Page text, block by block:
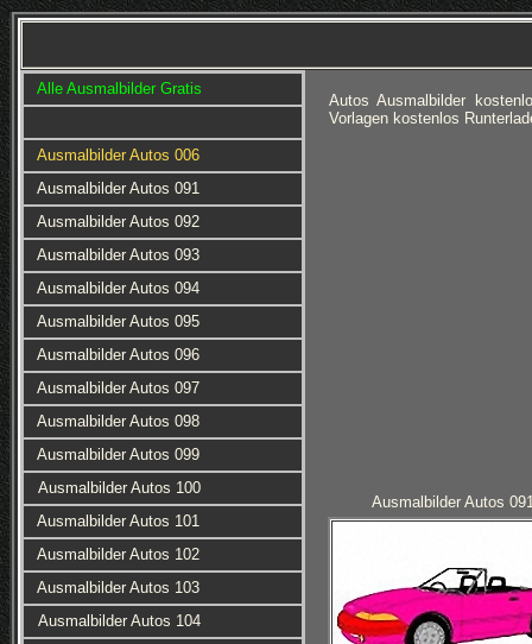
Alle Ausmalbilder Gratis
Ausmalbilder Autos 006
Ausmalbilder Autos 091
Ausmalbilder Autos 092
Ausmalbilder Autos 093
Ausmalbilder Autos 094
Ausmalbilder Autos 095
Ausmalbilder Autos 096
Ausmalbilder Autos 097
Ausmalbilder Autos 098
Ausmalbilder Autos 099
Ausmalbilder Autos 100
Ausmalbilder Autos 101
Ausmalbilder Autos 102
Ausmalbilder Autos 103
Ausmalbilder Autos 104
Autos Ausmalbilder
Vorlagen kostenlos
Ausmalbilder Autos